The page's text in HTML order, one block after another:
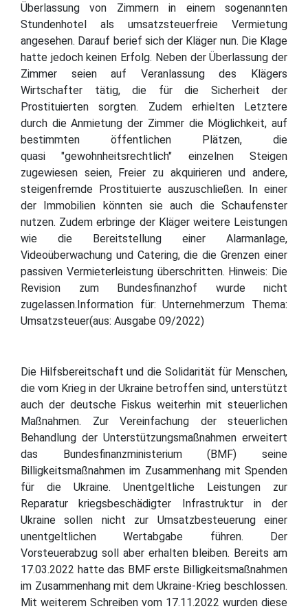
Überlassung von Zimmern in einem sogenannten
Stundenhotel als umsatzsteuerfreie Vermietung
angesehen. Darauf berief sich der Kläger nun. Die Klage
hatte jedoch keinen Erfolg. Neben der Überlassung der
Zimmer seien auf Veranlassung des Klägers
Wirtschafter tätig, die für die Sicherheit der
Prostituierten sorgten. Zudem erhielten Letztere
durch die Anmietung der Zimmer die Möglichkeit, auf
bestimmten öffentlichen Plätzen, die
quasi "gewohnheitsrechtlich" einzelnen Steigen
zugewiesen seien, Freier zu akquirieren und andere,
steigenfremde Prostituierte auszuschließen. In einer
der Immobilien könnten sie auch die Schaufenster
nutzen. Zudem erbringe der Kläger weitere Leistungen
wie die Bereitstellung einer Alarmanlage,
Videoüberwachung und Catering, die die Grenzen einer
passiven Vermieterleistung überschritten. Hinweis: Die
Revision zum Bundesfinanzhof wurde nicht
zugelassen.Information für: Unternehmerzum Thema:
Umsatzsteuer(aus: Ausgabe 09/2022)
Die Hilfsbereitschaft und die Solidarität für Menschen,
die vom Krieg in der Ukraine betroffen sind, unterstützt
auch der deutsche Fiskus weiterhin mit steuerlichen
Maßnahmen. Zur Vereinfachung der steuerlichen
Behandlung der Unterstützungsmaßnahmen erweitert
das Bundesfinanzministerium (BMF) seine
Billigkeitsmaßnahmen im Zusammenhang mit Spenden
für die Ukraine. Unentgeltliche Leistungen zur
Reparatur kriegsbeschädigter Infrastruktur in der
Ukraine sollen nicht zur Umsatzbesteuerung einer
unentgeltlichen Wertabgabe führen. Der
Vorsteuerabzug soll aber erhalten bleiben. Bereits am
17.03.2022 hatte das BMF erste Billigkeitsmaßnahmen
im Zusammenhang mit dem Ukraine-Krieg beschlossen.
Mit weiterem Schreiben vom 17.11.2022 wurden diese